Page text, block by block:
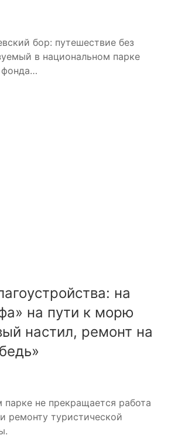
бор: путешествие без
в национальном парке
на
на пути к морю
настил, ремонт на
парке не прекращается работа
ремонту туристической